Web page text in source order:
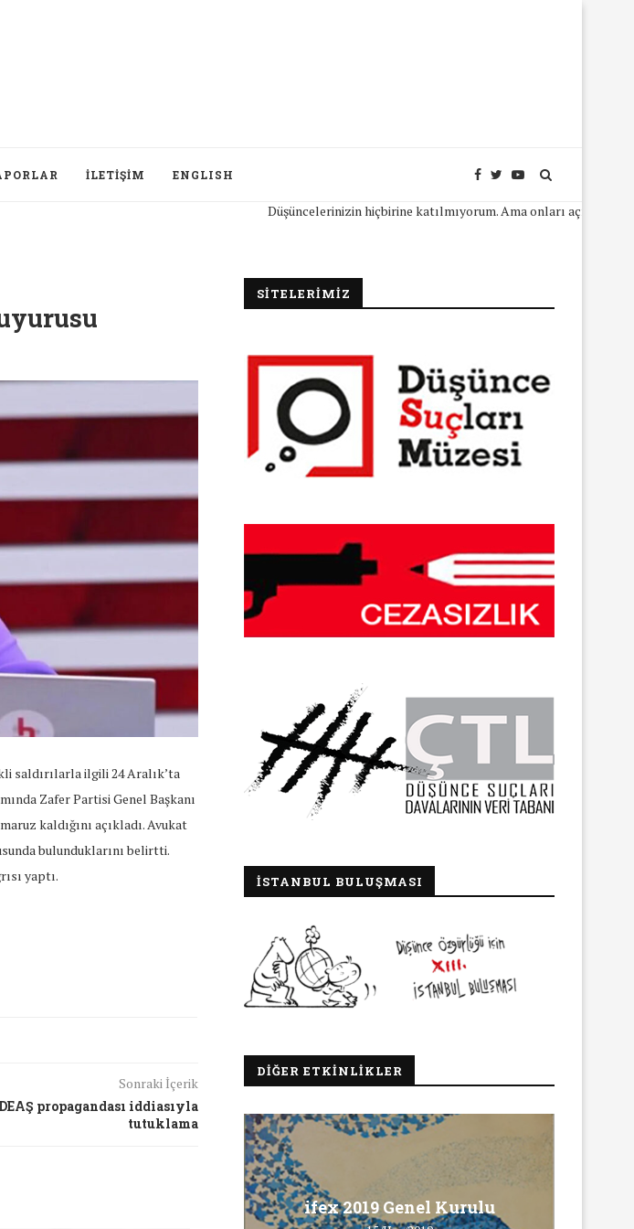
İLETIŞIM ENGLISH
Düşüncelerinizin hiçbirine katılmıyorum. Ama onları açıkça ifade
saldırılarla ilgili 24 Aralık’ta
Zafer Partisi Genel Başkanı
kaldığını açıkladı. Avukat
bulunduklarını belirtti.
yaptı.
Sonraki İçerik
propagandası iddiasıyla
tutuklama
SİTELERİMİZ
İSTANBUL BULUŞMASI
DIĞER ETKINLIKLER
ifex 2019 Genel Kurulu